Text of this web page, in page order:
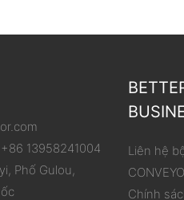
13958241004
Phố Gulou,
Liên hệ
Chính